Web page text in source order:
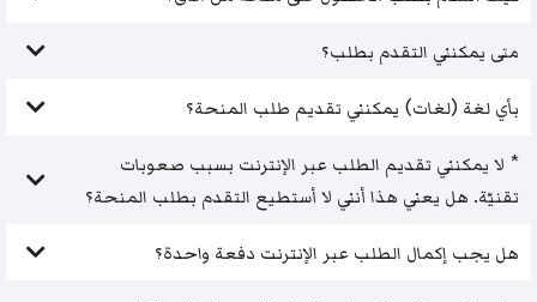
متى يمكنني التقدم بطلب؟
بأي لغة (لغات) يمكنني تقديم طلب المنحة؟
* لا يمكنني تقديم الطلب عبر الإنترنت بسبب صعوبات
تقنيّة. هل يعني هذا أنني لا أستطيع التقدم بطلب المنحة؟
هل يجب إكمال الطلب عبر الإنترنت دفعة واحدة؟